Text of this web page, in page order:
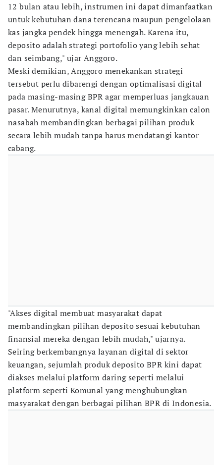
12 bulan atau lebih, instrumen ini dapat dimanfaatkan
untuk kebutuhan dana terencana maupun pengelolaan
kas jangka pendek hingga menengah. Karena itu,
deposito adalah strategi portofolio yang lebih sehat
dan seimbang," ujar Anggoro.
Meski demikian, Anggoro menekankan strategi
tersebut perlu dibarengi dengan optimalisasi digital
pada masing-masing BPR agar memperluas jangkauan
pasar. Menurutnya, kanal digital memungkinkan calon
nasabah membandingkan berbagai pilihan produk
secara lebih mudah tanpa harus mendatangi kantor
cabang.
"Akses digital membuat masyarakat dapat
membandingkan pilihan deposito sesuai kebutuhan
finansial mereka dengan lebih mudah," ujarnya.
Seiring berkembangnya layanan digital di sektor
keuangan, sejumlah produk deposito BPR kini dapat
diakses melalui platform daring seperti melalui
platform seperti Komunal yang menghubungkan
masyarakat dengan berbagai pilihan BPR di Indonesia.